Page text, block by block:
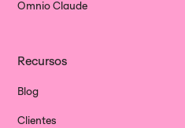
Omnio Claude
Recursos
Blog
Clientes